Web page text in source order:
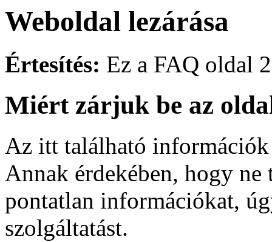
Weboldal lezárása
Értesítés: Ez a FAQ oldal
Miért zárjuk be az
Az itt található
Annak érdekében, hogy
pontatlan információkat,
szolgáltatást.